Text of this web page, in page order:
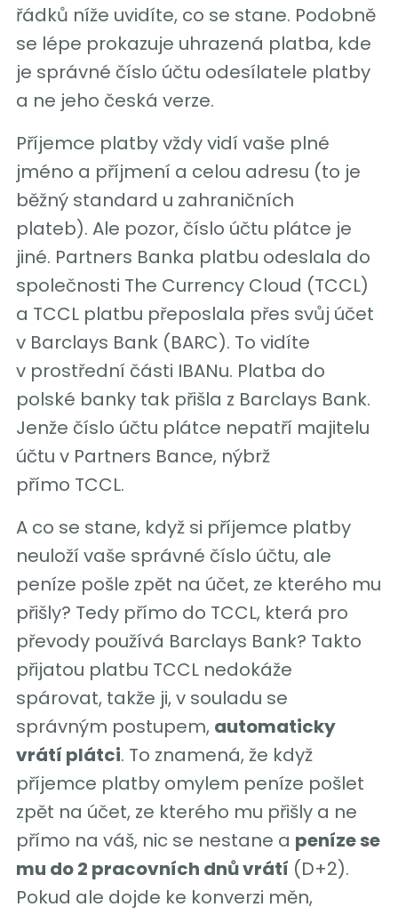
řádků níže uvidíte, co se stane. Podobně
se lépe prokazuje uhrazená platba, kde
je správné číslo účtu odesílatele platby
a ne jeho česká verze.
Příjemce platby vždy vidí vaše plné
jméno a příjmení a celou adresu (to je
běžný standard u zahraničních
plateb). Ale pozor, číslo účtu plátce je
jiné. Partners Banka platbu odeslala do
společnosti The Currency Cloud (TCCL)
a TCCL platbu přeposlala přes svůj účet
v Barclays Bank (BARC). To vidíte
v prostřední části IBANu. Platba do
polské banky tak přišla z Barclays Bank.
Jenže číslo účtu plátce nepatří majitelu
účtu v Partners Bance, nýbrž
přímo TCCL.
A co se stane, když si příjemce platby
neuloží vaše správné číslo účtu, ale
peníze pošle zpět na účet, ze kterého mu
přišly? Tedy přímo do TCCL, která pro
převody používá Barclays Bank? Takto
přijatou platbu TCCL nedokáže
spárovat, takže ji, v souladu se
správným postupem, automaticky
vrátí plátci. To znamená, že když
příjemce platby omylem peníze pošlet
zpět na účet, ze kterého mu přišly a ne
přímo na váš, nic se nestane a peníze se
mu do 2 pracovních dnů vrátí (D+2).
Pokud ale dojde ke konverzi měn,